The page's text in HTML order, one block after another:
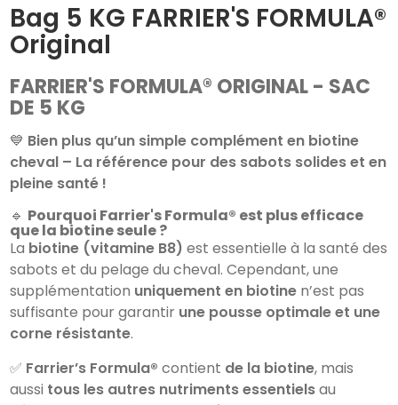
Bag 5 KG FARRIER'S FORMULA®
Original
FARRIER'S FORMULA® ORIGINAL - SAC
DE 5 KG
💙 Bien plus qu’un simple complément en biotine
cheval – La référence pour des sabots solides et en
pleine santé !
🔹 Pourquoi Farrier's Formula® est plus efficace
que la biotine seule ?
La biotine (vitamine B8) est essentielle à la santé des
sabots et du pelage du cheval. Cependant, une
supplémentation uniquement en biotine n’est pas
suffisante pour garantir une pousse optimale et une
corne résistante.
✅ Farrier’s Formula® contient de la biotine, mais
aussi tous les autres nutriments essentielsau